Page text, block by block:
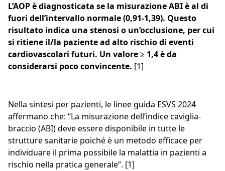
L’AOP è diagnosticata se la misurazione ABI è al di
fuori dell’intervallo normale (0,91-1,39). Questo
risultato indica una stenosi o un’occlusione, per cui
si ritiene il/la paziente ad alto rischio di eventi
cardiovascolari futuri. Un valore ≥ 1,4 è da
considerarsi poco convincente. [1]
Nella sintesi per pazienti, le linee guida ESVS 2024
affermano che: “La misurazione dell’indice caviglia-
braccio (ABI) deve essere disponibile in tutte le
strutture sanitarie poiché è un metodo efficace per
individuare il prima possibile la malattia in pazienti a
rischio nella pratica generale”. [1]